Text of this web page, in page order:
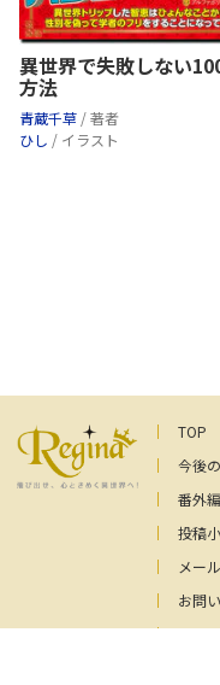
異世界で失敗しない
方法
青蔵千草 / 著者
ひし / イラスト
TOP
今後
番外
投稿
メー
お問
ファ